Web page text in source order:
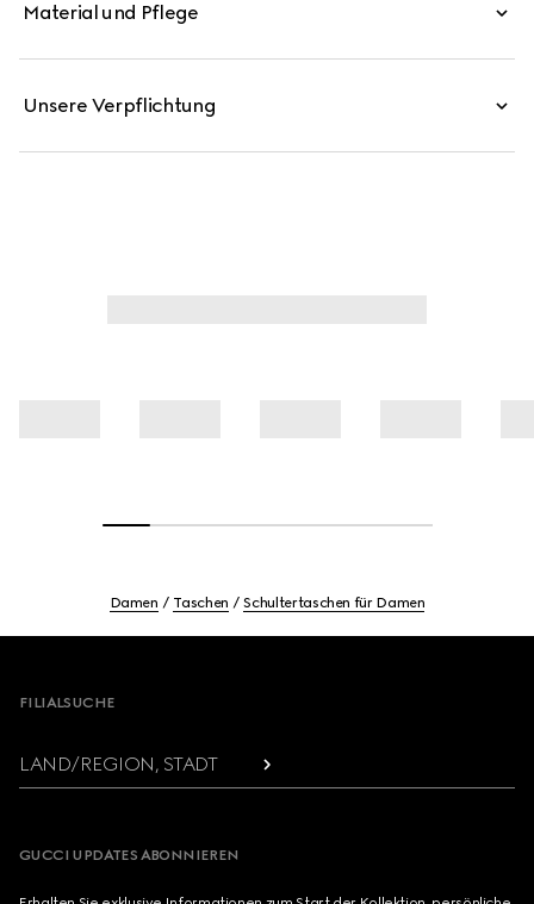
Material und Pflege
Unsere Verpflichtung
Damen Taschen Schultertaschen für Damen
FILIALSUCHE
LAND/REGION, STADT
GUCCI UPDATES ABONNIEREN